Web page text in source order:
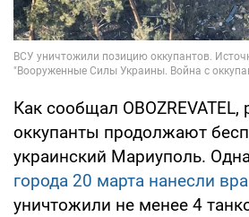
Как сообщал OBOZREVATEL,
оккупанты продолжают
украинский Мариуполь.
города 20 марта нанесли
уничтожили не менее 4